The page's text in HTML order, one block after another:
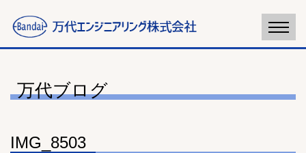
万代ブログ
IMG_8503